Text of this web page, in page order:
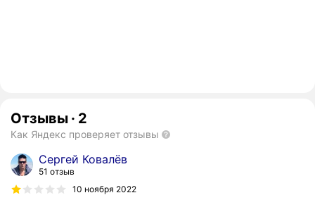
Отзывы · 2
Как Яндекс проверяет отзывы
Сергей Ковалёв
51 отзыв
10 ноября 2022